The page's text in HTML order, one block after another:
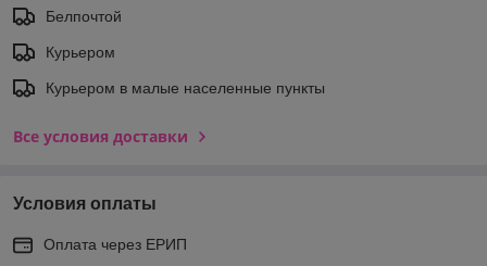
Белпочтой
Курьером
Курьером в малые населенные пункты
Все условия доставки
Условия оплаты
Оплата через ЕРИП